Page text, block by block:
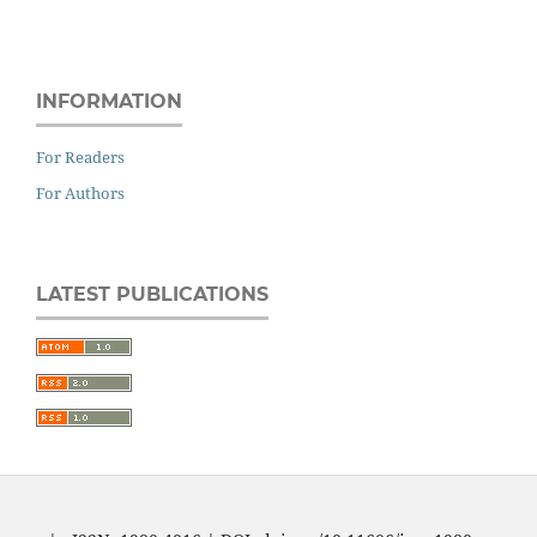
INFORMATION
For Readers
For Authors
LATEST PUBLICATIONS